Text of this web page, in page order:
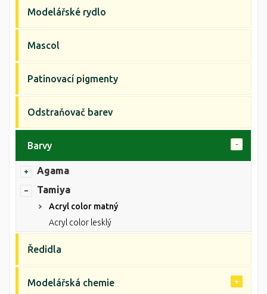
Modelářské rydlo
Mascol
Patinovací pigmenty
Odstraňovač barev
Barvy
Agama
Tamiya
Acryl color matný
Acryl color lesklý
Ředidla
Modelářská chemie